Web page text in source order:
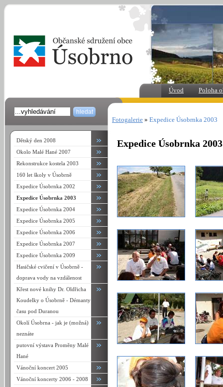
Úvod Poloha
Fotogalerie » Expedice Úsobrnka 2003
Expedice Úsobrnka 2003
Dětský den 2008
Okolo Malé Hané 2007
Rekonstrukce kostela 2003
160 let školy v Úsobrně
Expedice Úsobrnka 2002
Expedice Úsobrnka 2003
Expedice Úsobrnka 2004
Expedice Úsobrnka 2005
Expedice Úsobrnka 2006
Expedice Úsobrnka 2007
Expedice Úsobrnka 2009
Hasičské cvičení v Úsobrně -
doprava vody na vzdálenost
Křest nové knihy Dr. Oldřicha
Koudelky o Úsobrně - Démanty
času pod Duranou
Okolí Úsobrna - jak je (možná)
neznáte
putovní výstava Proměny Malé
Hané
Vánoční koncert 2005
Vánoční koncerty 2006 - 2008